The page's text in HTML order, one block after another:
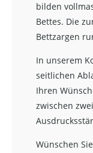
bilden
Bettes. Die
Bettzargen
In unserem
seitlichen
Ihren
zwischen
Wünschen